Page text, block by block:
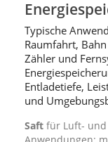
Typische
Raumfahrt,
Zähler und
Entladetiefe,
und
Saft für Luft-